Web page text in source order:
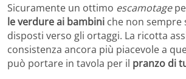
Sicuramente un ottimo escamotage
le verdure ai bambini che non sempre
disposti verso gli ortaggi. La ricotta
consistenza ancora più piacevole a
può portare in tavola per il pranzo di